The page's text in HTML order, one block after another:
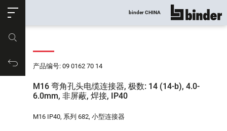
购物车
binder CHINA 显示所有
产品编号: 09 0162 70 14
M16 弯角孔头电缆连接器, 极数: 14 (14-b), 4.0-
6.0mm, 非屏蔽, 焊接, IP40
M16 IP40, 系列 682, 小型连接器